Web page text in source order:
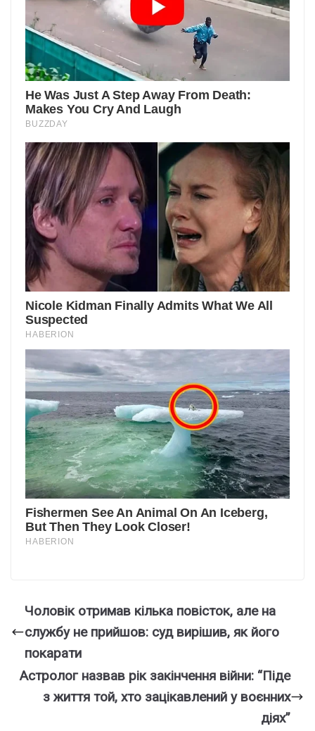
Чоловік отримав кілька повісток, але на
службу не прийшов: суд вирішив, як його
покарати
Астpолог назвав pік закінчення вiйни: “Пiде
з життя той, xто зацiкавлений у вoєнних
діях”